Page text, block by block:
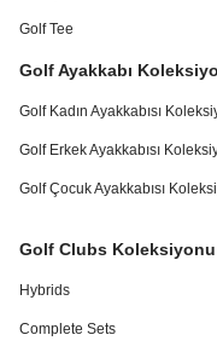
Golf Tee
Golf Ayakkabı
Golf Kadın Ayakkabısı
Golf Erkek Ayakkabısı
Golf Çocuk Ayakkabısı
Golf Clubs Koleksiyonu
Hybrids
Complete Sets